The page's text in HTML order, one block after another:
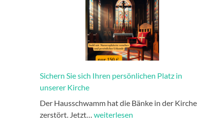
Sichern Sie sich Ihren persönlichen Platz in
unserer Kirche
Der Hausschwamm hat die Bänke in der Kirche
zerstört. Jetzt…Sichern
weiterlesen